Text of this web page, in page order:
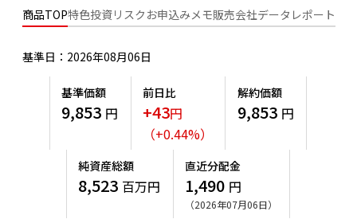
ちょこっと3分！ファンドシアター
こだわりのインデックスファンド 購入・換金手数料なしシ
リーズ
確定拠出年金について
確定拠出年金制度について
確定拠出年金での商品の選び方について
NAMシティ
お問い合わせ
よくあるご質問
特別対談
サステナビリティ経営基本方針
サステナビリティ推進体制
ニッセイアセットの重要課題
サステナビリティへの取り組み
サステナビリティレポート
採用情報
公式キャラクターのご紹介
採用情報 English
検索したいキーワードを入力してください。
資産形成はじめるなら
商品TOP特色投資リスク お申込みメモ販売会社データ レポート
基準日：2026年08月06日
基準価額
9,853 円
前日比
+43円
（+0.44%）
解約価額
9,853 円
純資産総額
8,523 百万円
直近分配金
1,490 円
（2026年07月06日）